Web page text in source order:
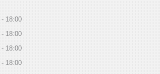
18:00
18:00
18:00
18:00